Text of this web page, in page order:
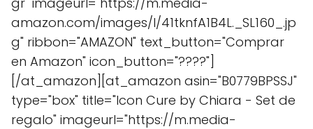
amazon.com/images/I/41tknfA1B4L._SL160_.jp
g" ribbon="AMAZON" text_button="Comprar
en Amazon" icon_button="????"]
[/at_amazon][at_amazon asin="B0779BPSSJ"
type="box" title="Icon Cure by Chiara - Set de
regalo" imageurl="https://m.media-